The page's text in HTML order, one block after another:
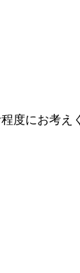
度にお考え